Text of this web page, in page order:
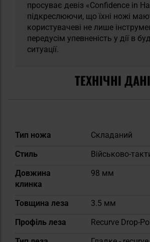
просуває девіз «Confidence in
підкреслюючи, що їхні ножі
користувачеві не лише
передусім упевненість у дії в
ситуації.
ТЕХНІЧНІ ДАНІ
Докладніше
Тип ножа
Складаний
Стиль
Військово-
Довжина
клинка
98 мм
Товщина леза
3.5 мм
Профіль леза
Recurve Drop-